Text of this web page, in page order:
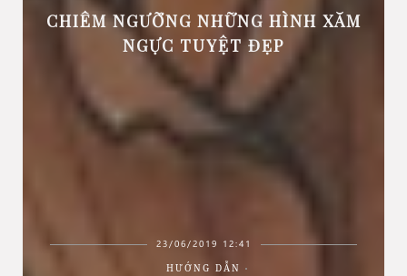
CHIÊM NGƯỠNG NHỮNG HÌNH XĂM
NGỰC TUYỆT ĐẸP
23/06/2019 12:41
HƯỚNG DẪN